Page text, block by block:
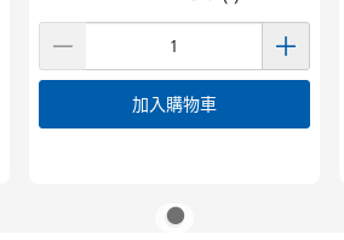
加入購物車